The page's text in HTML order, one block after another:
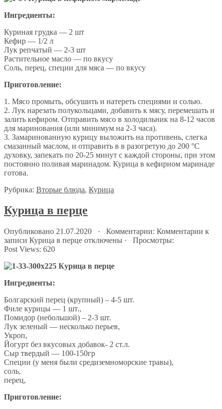
Ингредиенты:
Куриная грудка — 2 шт
Кефир — 1/2 л
Лук репчатый — 2-3 шт
Растительное масло — по вкусу
Соль, перец, специи для мяса — по вкусу
Приготовление:
1. Мясо промыть, обсушить и натереть специями и солью.
2. Лук нарезать полукольцами, добавить к мясу, перемешать и
залить кефиром. Отправить мясо в холодильник на 8-12 часов
для маринования (или минимум на 2-3 часа).
3. Замаринованную курицу выложить на противень, слегка
смазанный маслом, и отправить в в разогретую до 200 °С
духовку, запекать по 20-25 минут с каждой стороны, при этом
постоянно поливая маринадом. Курица в кефирном маринаде
готова.
Рубрика: Вторые блюда, Курица
Курица в перце
Опубликовано 21.07.2020 · Комментарии: Комментарии к
записи Курица в перце отключены · Просмотры:
Post Views: 620
Ингредиенты:
Болгарский перец (крупный) – 4-5 шт.
Филе курицы — 1 шт.,
Помидор (небольшой) – 2-3 шт.
Лук зеленый — несколько перьев,
Укроп,
Йогурт без вкусовых добавок- 2 ст.л.
Сыр твердый — 100-150гр
Специи (у меня были средиземноморские травы),
соль,
перец,
Приготовление: